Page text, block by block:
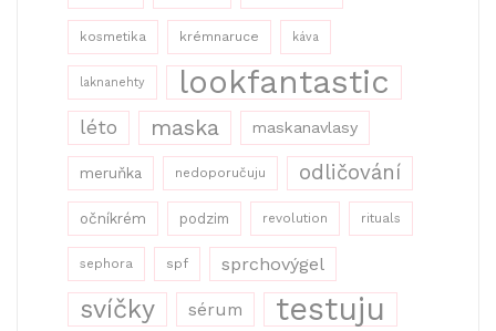
kosmetika krémnaruce káva
laknanehty lookfantastic
léto maska maskanavlasy
meruňka nedoporučuju odličování
očníkrém podzim revolution rituals
sephora spf sprchovýgel
svíčky sérum testuju